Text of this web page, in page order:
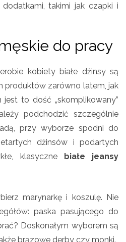
takimi jak czapki i
do pracy
kobiety białe dżinsy są
produktów zarówno latem, jak
to dość „skomplikowany”
podchodzić szczególnie
przy wyborze spodni do
dżinsów i podartych
klasyczne białe jeansy
marynarkę i koszulę. Nie
paska pasującego do
Doskonałym wyborem są
brązowe derby czy monki.